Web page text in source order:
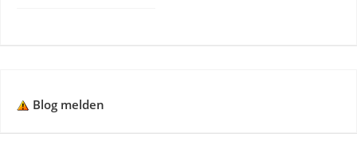
Blog melden